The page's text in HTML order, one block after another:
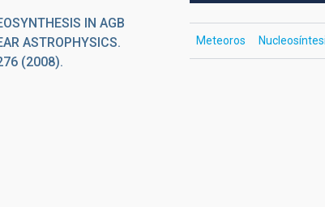
IN AGB
ASTROPHYSICS.
(2008).
Meteoros